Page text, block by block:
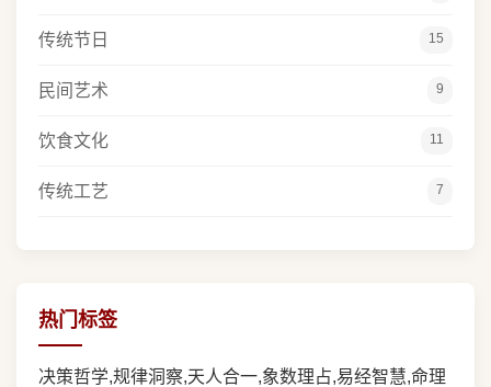
传统节日 15
民间艺术 9
饮食文化 11
传统工艺 7
热门标签
决策哲学,规律洞察,天人合一,象数理占,易经智慧,命理